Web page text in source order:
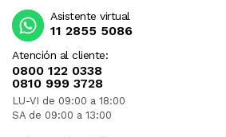
Atención al cliente:
0800 122 0338
0810 999 3728
LU-VI de 09:00 a 18:00
SA de 09:00 a 13:00
Asistente virtual
11 2855 5086